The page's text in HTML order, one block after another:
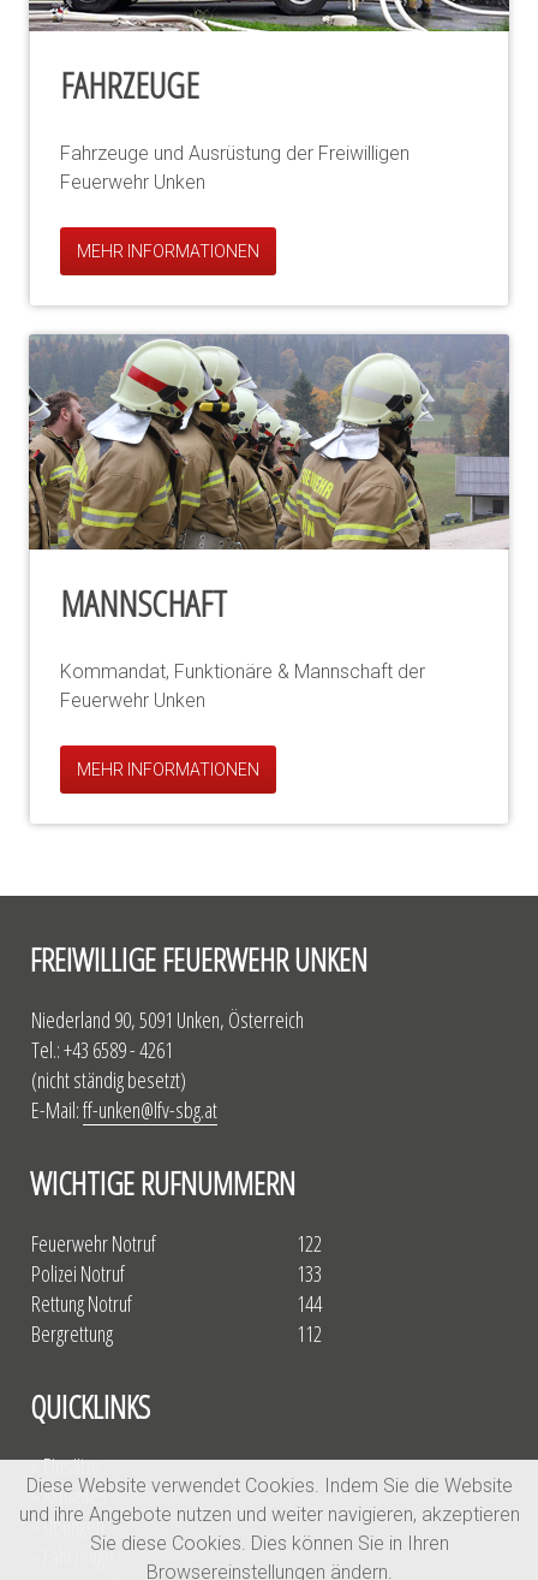
FAHRZEUGE
Fahrzeuge und Ausrüstung der Freiwilligen
Feuerwehr Unken
MEHR INFORMATIONEN
MANNSCHAFT
Kommandat, Funktionäre & Mannschaft der
Feuerwehr Unken
MEHR INFORMATIONEN
FREIWILLIGE FEUERWEHR UNKEN
Niederland 90, 5091 Unken, Österreich
Tel.: +43 6589 - 4261
(nicht ständig besetzt)
E-Mail:ff-unken@lfv-sbg.at
WICHTIGE RUFNUMMERN
Feuerwehr Notruf
Polizei Notruf
Rettung Notruf
Bergrettung
122
133
144
112
QUICKLINKS
» Einsätze
» Aktuelles
» Übungen
» Fahrzeuge
Diese Website verwendet Cookies. Indem Sie die Website
und ihre Angebote nutzen und weiter navigieren, akzeptieren
Sie diese Cookies. Dies können Sie in Ihren
Browsereinstellungen ändern.